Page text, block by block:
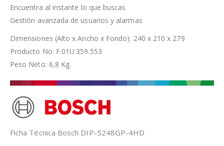
Encuentra al instante lo que buscas
Gestión avanzada de usuarios y alarmas
Dimensiones (Alto x Ancho x Fondo): 240 x 210 x 279
Producto No. F.01U.359.553
Peso Neto: 6,8 Kg.
Ficha Técnica Bosch DIP-5248GP-4HD